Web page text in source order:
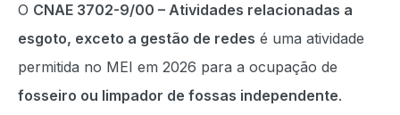
O CNAE 3702-9/00 – Atividades relacionadas a
esgoto, exceto a gestão de redes é uma atividade
permitida no MEI em 2026 para a ocupação de
fosseiro ou limpador de fossas independente.